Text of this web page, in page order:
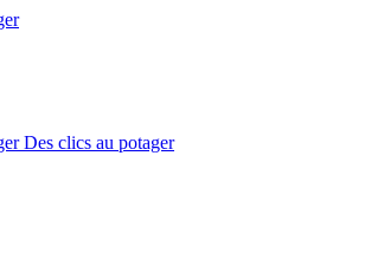
Des clics au potager